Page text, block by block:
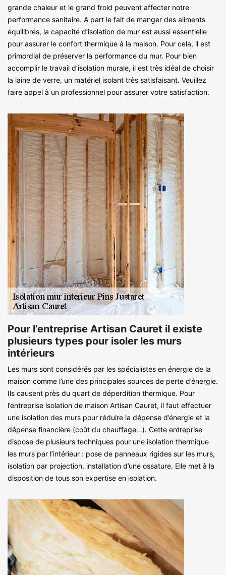
grande chaleur et le grand froid peuvent affecter notre
performance sanitaire. A part le fait de manger des aliments
équilibrés, la capacité d’isolation de mur est aussi essentielle
pour assurer le confort thermique à la maison. Pour cela, il est
primordial de préserver la performance du mur. Pour bien
accomplir le travail d’isolation murale, il est très idéal de choisir
la laine de verre, un matériel isolant très satisfaisant. Veuillez
faire appel à un professionnel pour assurer votre satisfaction.
Pour l’entreprise Artisan Cauret il existe
plusieurs types pour isoler les murs
intérieurs
Les murs sont considérés par les spécialistes en énergie de la
maison comme l’une des principales sources de perte d’énergie.
Ils causent près du quart de déperdition thermique. Pour
l’entreprise isolation de maison Artisan Cauret, il faut effectuer
une isolation des murs pour réduire la dépense d’énergie et la
dépense financière (coût du chauffage…). Cette entreprise
dispose de plusieurs techniques pour une isolation thermique
les murs par l’intérieur : pose de panneaux rigides sur les murs,
isolation par projection, installation d’une ossature. Elle met à la
disposition de tous son expertise en isolation.